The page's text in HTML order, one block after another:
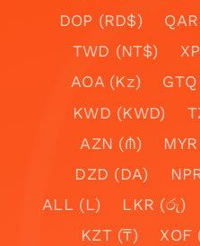
DOP (RD$)
TWD (NT$)
AOA (Kz)
KWD (KWD)
AZN (₼)
DZD (DA)
ALL (L)
LKR (රු)
KZT (₸)
XOF